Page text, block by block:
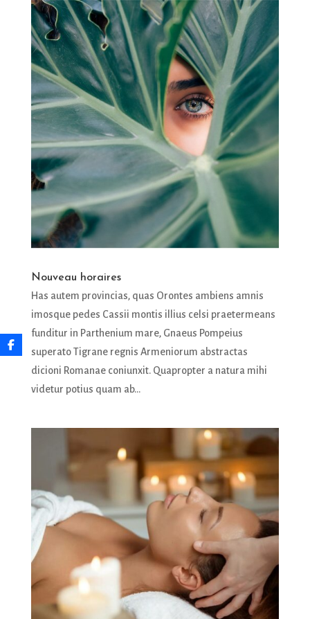
Nouveau horaires
Has autem provincias, quas Orontes ambiens amnis
imosque pedes Cassii montis illius celsi praetermeans
funditur in Parthenium mare, Gnaeus Pompeius
superato Tigrane regnis Armeniorum abstractas
dicioni Romanae coniunxit. Quapropter a natura mihi
videtur potius quam ab...